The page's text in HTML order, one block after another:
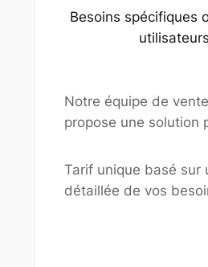
Besoins spécifiques
Notre équipe de
propose une solution
Tarif unique basé sur
détaillée de vos